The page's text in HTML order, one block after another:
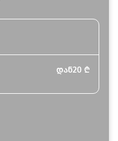
დან20 ₾